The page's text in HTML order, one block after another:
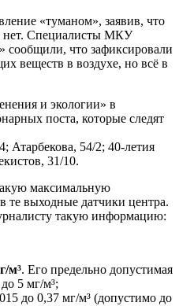
«туманом», заявив, что
нет. Специалисты МКУ
сообщили, что зафиксировали
веществ в воздухе, но всё в
и экологии» в
поста, которые следят
Атарбекова, 54/2; 40-летия
31/10.
максимальную
те выходные датчики центра.
такую информацию:
м³. Его предельно допустимая
5 мг/м³;
до 0,37 мг/м³ (допустимо до